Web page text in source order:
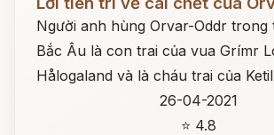
Người anh hùng Orvar-Oddr trong
Bắc Âu là con trai của vua Grímr
Hålogaland và là cháu trai của
26-04-2021
⭐ 4.8